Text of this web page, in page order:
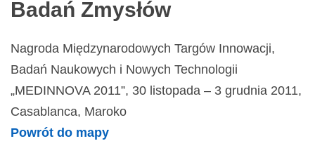
Badań Zmysłów
Nagroda Międzynarodowych Targów Innowacji,
Badań Naukowych i Nowych Technologii
„MEDINNOVA 2011”, 30 listopada – 3 grudnia 2011,
Casablanca, Maroko
Powrót do mapy